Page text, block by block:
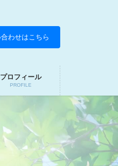
わせはこちら
プロフィール
PROFILE